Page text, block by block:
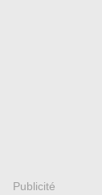
Publicité